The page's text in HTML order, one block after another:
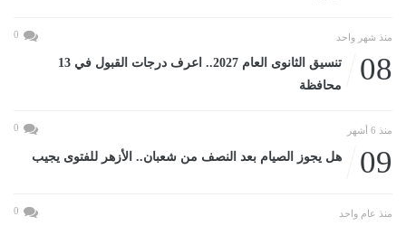
منذ شهر واحد 0
08
تنسيق الثانوى العام 2027.. اعرف درجات القبول في 13
محافظة
منذ 6 أشهر 0
09 هل يجوز الصيام بعد النصف من شعبان.. الأزهر للفتوى يجيب
منذ عام واحد 0